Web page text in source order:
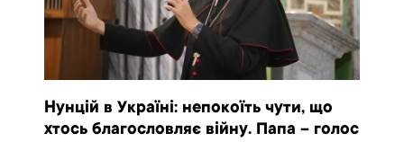
Нунцій в Україні: непокоїть чути, що
хтось благословляє війну. Папа – голос